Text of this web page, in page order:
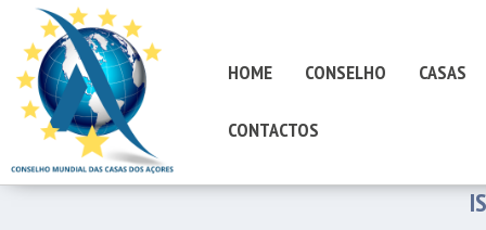
HOME CONSELHO CASAS
CONTACTOS